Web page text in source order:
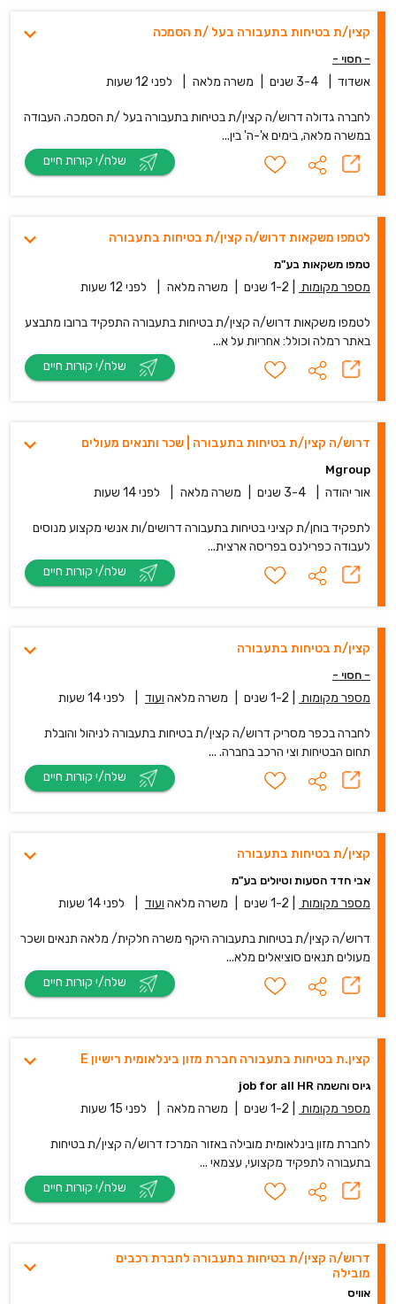
קצין/ת בטיחות בתעבורה בעל /ת הסמכה
- חסוי -
אשדוד 3-4 שנים משרה מלאה לפני 12 שעות
לחברה גדולה דרוש/ה קצין/ת בטיחות בתעבורה בעל /ת הסמכה. העבודה
במשרה מלאה, בימים א'-ה' בין...
לטמפו משקאות דרוש/ה קצין/ת בטיחות בתעבורה
טמפו משקאות בע"מ
מספר מקומות 1-2 שנים משרה מלאה לפני 12 שעות
לטמפו משקאות דרוש/ה קצין/ת בטיחות בתעבורה התפקיד ברובו מתבצע
באתר רמלה וכולל: אחריות על א...
דרוש/ה קצין/ת בטיחות בתעבורה | שכר ותנאים מעולים
Mgroup
אור יהודה 3-4 שנים משרה מלאה לפני 14 שעות
לתפקיד בוחן/ת קציני בטיחות בתעבורה דרושים/ות אנשי מקצוע מנוסים
לעבודה כפרילנס בפריסה ארצית...
קצין/ת בטיחות בתעבורה
- חסוי -
מספר מקומות 1-2 שנים משרה מלאה ועוד לפני 14 שעות
לחברה בכפר מסריק דרוש/ה קצין/ת בטיחות בתעבורה לניהול והובלת
תחום הבטיחות וצי הרכב בחברה. ...
קצין/ת בטיחות בתעבורה
אבי חדד הסעות וטיולים בע"מ
מספר מקומות 1-2 שנים משרה מלאה ועוד לפני 14 שעות
דרוש/ה קצין/ת בטיחות בתעבורה היקף משרה חלקית/ מלאה תנאים ושכר
מעולים תנאים סוציאלים מלא...
קצין.ת בטיחות בתעבורה חברת מזון בינלאומית רישיון E
גיוס והשמה job for all HR
מספר מקומות 1-2 שנים משרה מלאה לפני 15 שעות
לחברת מזון בינלאומית מובילה באזור המרכז דרוש/ה קצין/ת בטיחות
בתעבורה לתפקיד מקצועי, עצמאי ...
דרוש/ה קצין/ת בטיחות בתעבורה לחברת רכבים
מובילה
אוויס